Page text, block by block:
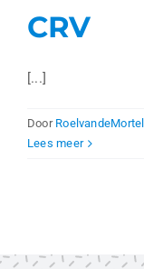
CRV
[...]
Door RoelvandeMortel
Lees meer